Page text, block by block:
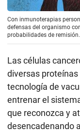
Con inmunoterapias
defensas del organismo
probabilidades de remisión.
Las células
diversas
tecnología de
entrenar el
que reconozca y
desencadenando